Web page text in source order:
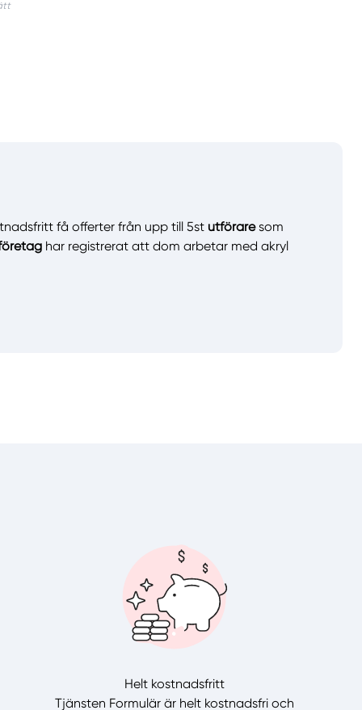
få offerter från upp till 5st utföraresom
har registrerat att dom arbetar med akryl
Helt kostnadsfritt
Tjänsten Formulär är helt kostnadsfri och